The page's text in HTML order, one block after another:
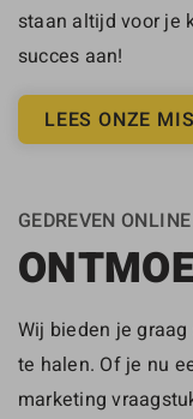
staan altijd voor je
succes aan!
LEES ONZE
GEDREVEN
Wij bieden je
te halen. Of je nu
marketing